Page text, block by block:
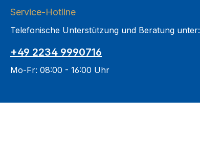
Service-Hotline
Telefonische Unterstützung und Beratung unter:
+49 2234 9990716
Mo-Fr: 08:00 - 16:00 Uhr